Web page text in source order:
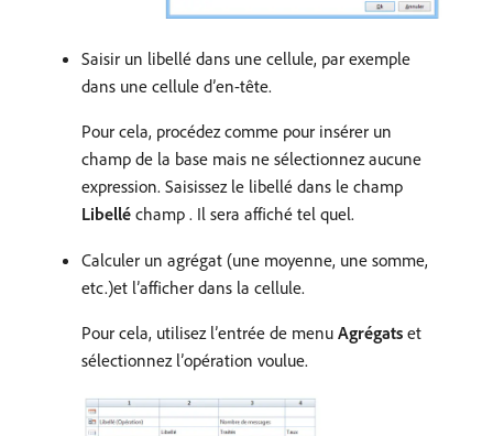
Saisir un libellé dans une cellule, par exemple
dans une cellule d’en-tête.
Pour cela, procédez comme pour insérer un
champ de la base mais ne sélectionnez aucune
expression. Saisissez le libellé dans le champ
Libellé champ . Il sera affiché tel quel.
Calculer un agrégat (une moyenne, une somme,
etc.)et l’afficher dans la cellule.
Pour cela, utilisez l’entrée de menu Agrégats et
sélectionnez l’opération voulue.